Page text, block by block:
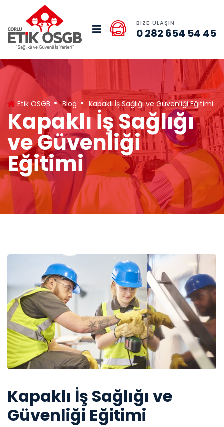
BIZE ULAŞIN
0 282 654 54 45
Etik OSGB Blog Kapaklı İş Sağlığı ve Güvenliği Eğitimi
Kapaklı İş Sağlığı
ve Güvenliği
Eğitimi
Kapaklı İş Sağlığı ve
Güvenliği Eğitimi